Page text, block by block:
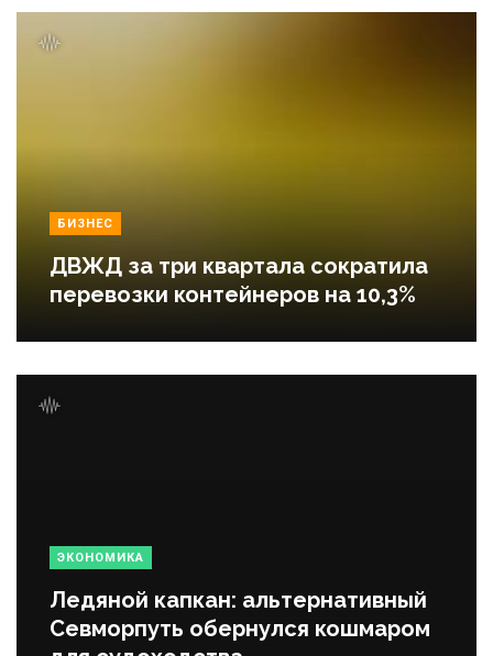
БИЗНЕС
ДВЖД за три квартала сократила
перевозки контейнеров на 10,3%
ЭКОНОМИКА
Ледяной капкан: альтернативный
Севморпуть обернулся кошмаром